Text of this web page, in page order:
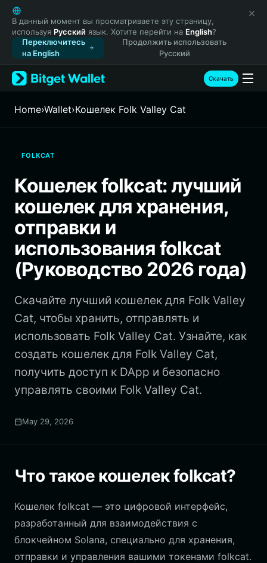
English
日本語
Tiếng Việt
Русский
Español (Latinoamérica)
Türkçe
Français
繁體中文
Bahasa Indonesia
ภาษาไทย
Español
Português (Brasil)
Español (Argentina)
В данный момент вы просматриваете эту страницу,
используя Русский язык. Хотите перейти на English?
Переключитесь
на English
Продолжить использовать
Русский
Скачать
Home›Wallet›Кошелек Folk Valley Cat
FOLKCAT
Кошелек folkcat: лучший
кошелек для хранения,
отправки и
использования folkcat
(Руководство 2026 года)
Скачайте лучший кошелек для Folk Valley
Cat, чтобы хранить, отправлять и
использовать Folk Valley Cat. Узнайте, как
создать кошелек для Folk Valley Cat,
получить доступ к DApp и безопасно
управлять своими Folk Valley Cat.
May 29, 2026
Что такое кошелек folkcat?
Кошелек folkcat — это цифровой интерфейс,
разработанный для взаимодействия с
блокчейном Solana, специально для хранения,
отправки и управления вашими токенами folkcat.